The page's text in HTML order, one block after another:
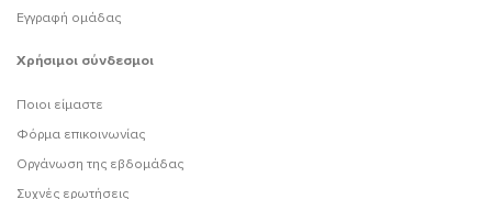
Εγγραφή ομάδας
Χρήσιμοι σύνδεσμοι
Ποιοι είμαστε
Φόρμα επικοινωνίας
Οργάνωση της εβδομάδας
Συχνές ερωτήσεις